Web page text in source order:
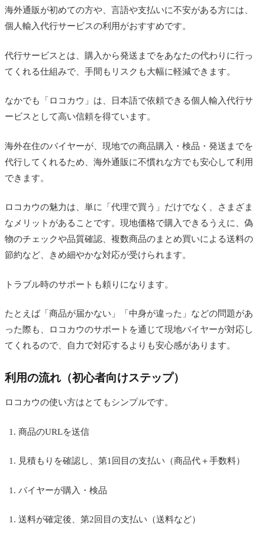
海外通販が初めての方や、言語や支払いに不安がある方には、
個人輸入代行サービスの利用がおすすめです。
代行サービスとは、購入から発送までをあなたの代わりに行っ
てくれる仕組みで、手間もリスクも大幅に軽減できます。
なかでも「ロコカウ」は、日本語で依頼できる個人輸入代行サ
ービスとして高い信頼を得ています。
海外在住のバイヤーが、現地での商品購入・検品・発送までを
代行してくれるため、海外通販に不慣れな方でも安心して利用
できます。
ロコカウの魅力は、単に「代理で買う」だけでなく、さまざま
なメリットがあることです。現地価格で購入できるうえに、偽
物のチェックや品質確認、複数商品のまとめ買いによる送料の
節約など、きめ細やかな対応が受けられます。
トラブル時のサポートも頼りになります。
たとえば「商品が届かない」「中身が違った」などの問題があ
った際も、ロコカウのサポートを通じて現地バイヤーが対応し
てくれるので、自力で対応するよりも安心感があります。
利用の流れ（初心者向けステップ）
ロコカウの使い方はとてもシンプルです。
商品のURLを送信
見積もりを確認し、第1回目の支払い（商品代＋手数料）
バイヤーが購入・検品
送料が確定後、第2回目の支払い（送料など）